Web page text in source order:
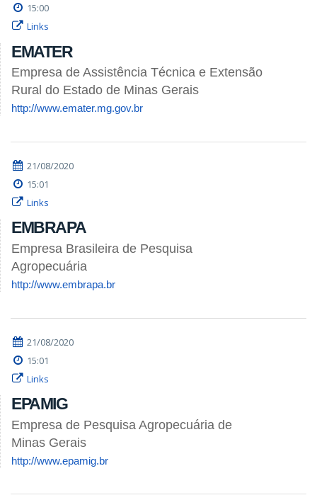
15:00
Links
EMATER
Empresa de Assistência Técnica e Extensão
Rural do Estado de Minas Gerais
http://www.emater.mg.gov.br
21/08/2020
15:01
Links
EMBRAPA
Empresa Brasileira de Pesquisa
Agropecuária
http://www.embrapa.br
21/08/2020
15:01
Links
EPAMIG
Empresa de Pesquisa Agropecuária de
Minas Gerais
http://www.epamig.br